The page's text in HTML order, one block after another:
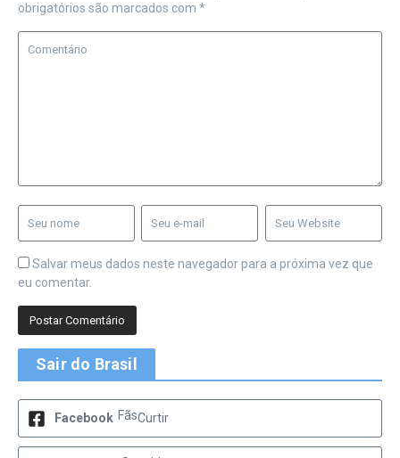
obrigatórios são marcados com *
Salvar meus dados neste navegador para a próxima vez que
eu comentar.
Sair do Brasil
Facebook FãsCurtir